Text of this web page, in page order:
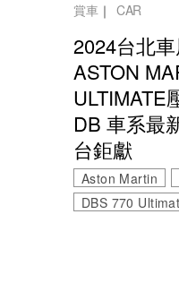
賞車｜ CAR
2024台北
ASTON
ULTIMATE
DB 車系最
台鉅獻
Aston Martin
DBS 770